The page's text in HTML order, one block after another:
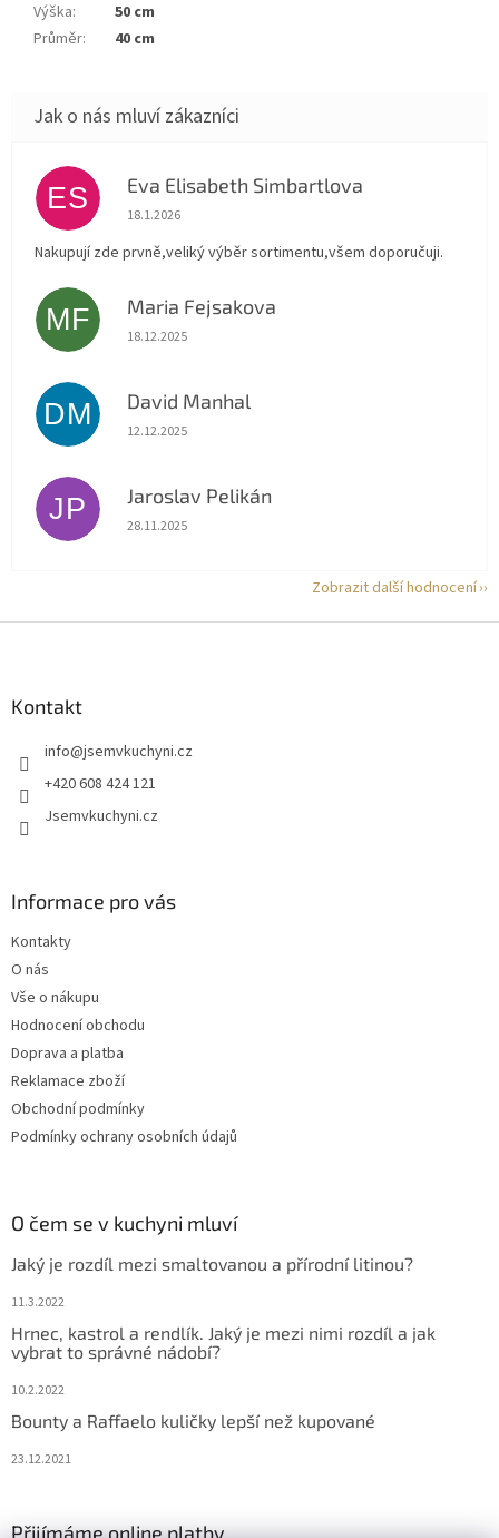
Výška:
50 cm
Průměr: 40 cm
ES Eva Elisabeth Simbartlova
Hodnocení obchodu je 5 z 5 hvězdiček.
18.1.2026
Nakupují zde prvně,veliký výběr sortimentu,všem doporučuji.
MF Maria Fejsakova
Hodnocení obchodu je 5 z 5 hvězdiček.
18.12.2025
DM David Manhal
Hodnocení obchodu je 5 z 5 hvězdiček.
12.12.2025
JP Jaroslav Pelikán
Hodnocení obchodu je 5 z 5 hvězdiček.
28.11.2025
Zobrazit další hodnocení
Kontakt
info@jsemvkuchyni.cz
+420 608 424 121
Jsemvkuchyni.cz
Informace pro vás
Kontakty
O nás
Vše o nákupu
Hodnocení obchodu
Doprava a platba
Reklamace zboží
Obchodní podmínky
Podmínky ochrany osobních údajů
O čem se v kuchyni mluví
Jaký je rozdíl mezi smaltovanou a přírodní litinou?
11.3.2022
Hrnec, kastrol a rendlík. Jaký je mezi nimi rozdíl a jak
vybrat to správné nádobí?
10.2.2022
Bounty a Raffaelo kuličky lepší než kupované
23.12.2021
Přijímáme online platby